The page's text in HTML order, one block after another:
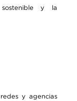
sostenible y la
y agencias